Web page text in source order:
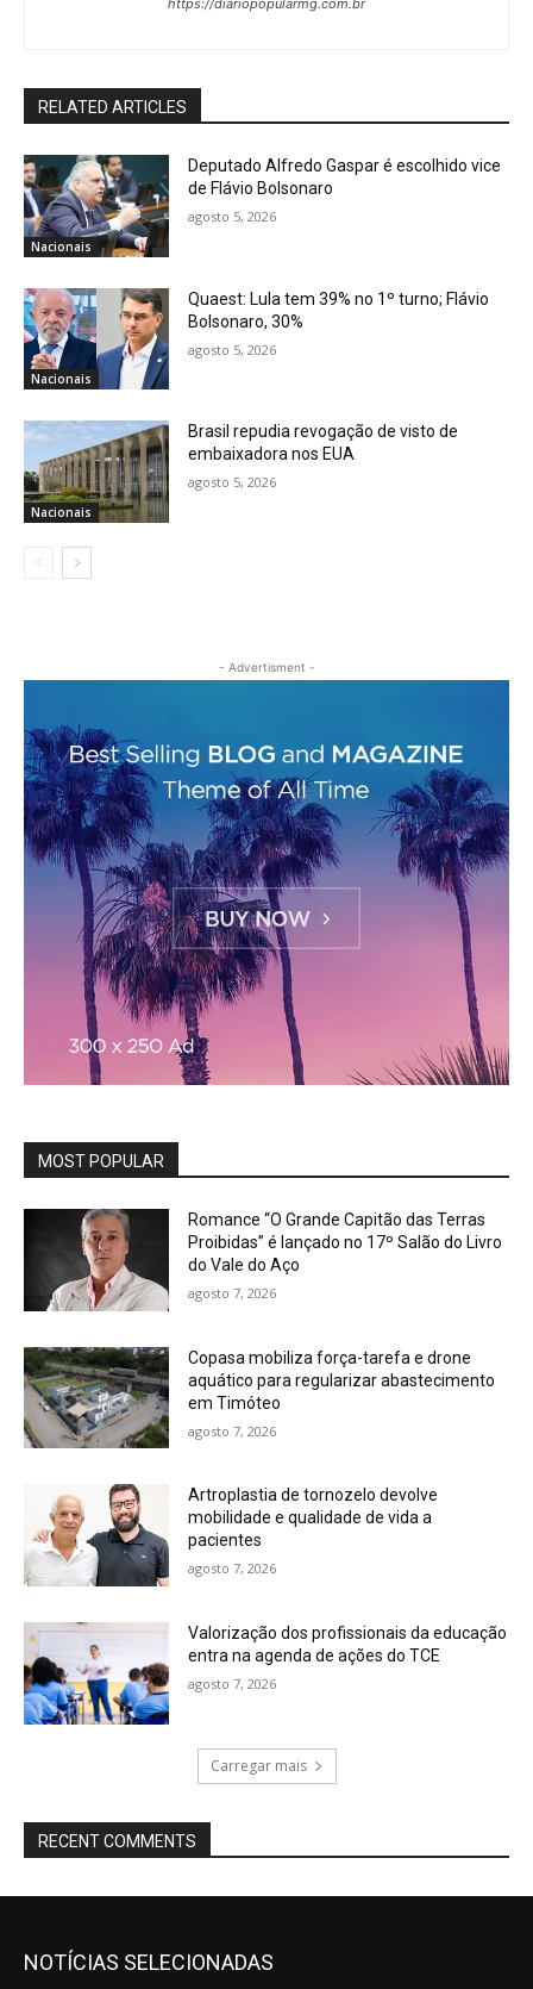
https://diariopopularmg.com.br
RELATED ARTICLES
Nacionais
Deputado Alfredo Gaspar é escolhido vice
de Flávio Bolsonaro
agosto 5, 2026
Nacionais
Quaest: Lula tem 39% no 1º turno; Flávio
Bolsonaro, 30%
agosto 5, 2026
Nacionais
Brasil repudia revogação de visto de
embaixadora nos EUA
agosto 5, 2026
- Advertisment -
MOST POPULAR
Romance “O Grande Capitão das Terras
Proibidas” é lançado no 17º Salão do Livro
do Vale do Aço
agosto 7, 2026
Copasa mobiliza força-tarefa e drone
aquático para regularizar abastecimento
em Timóteo
agosto 7, 2026
Artroplastia de tornozelo devolve
mobilidade e qualidade de vida a
pacientes
agosto 7, 2026
Valorização dos profissionais da educação
entra na agenda de ações do TCE
agosto 7, 2026
Carregar mais
RECENT COMMENTS
NOTÍCIAS SELECIONADAS